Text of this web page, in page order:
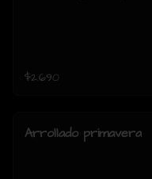
$2.690
Arrollado primavera